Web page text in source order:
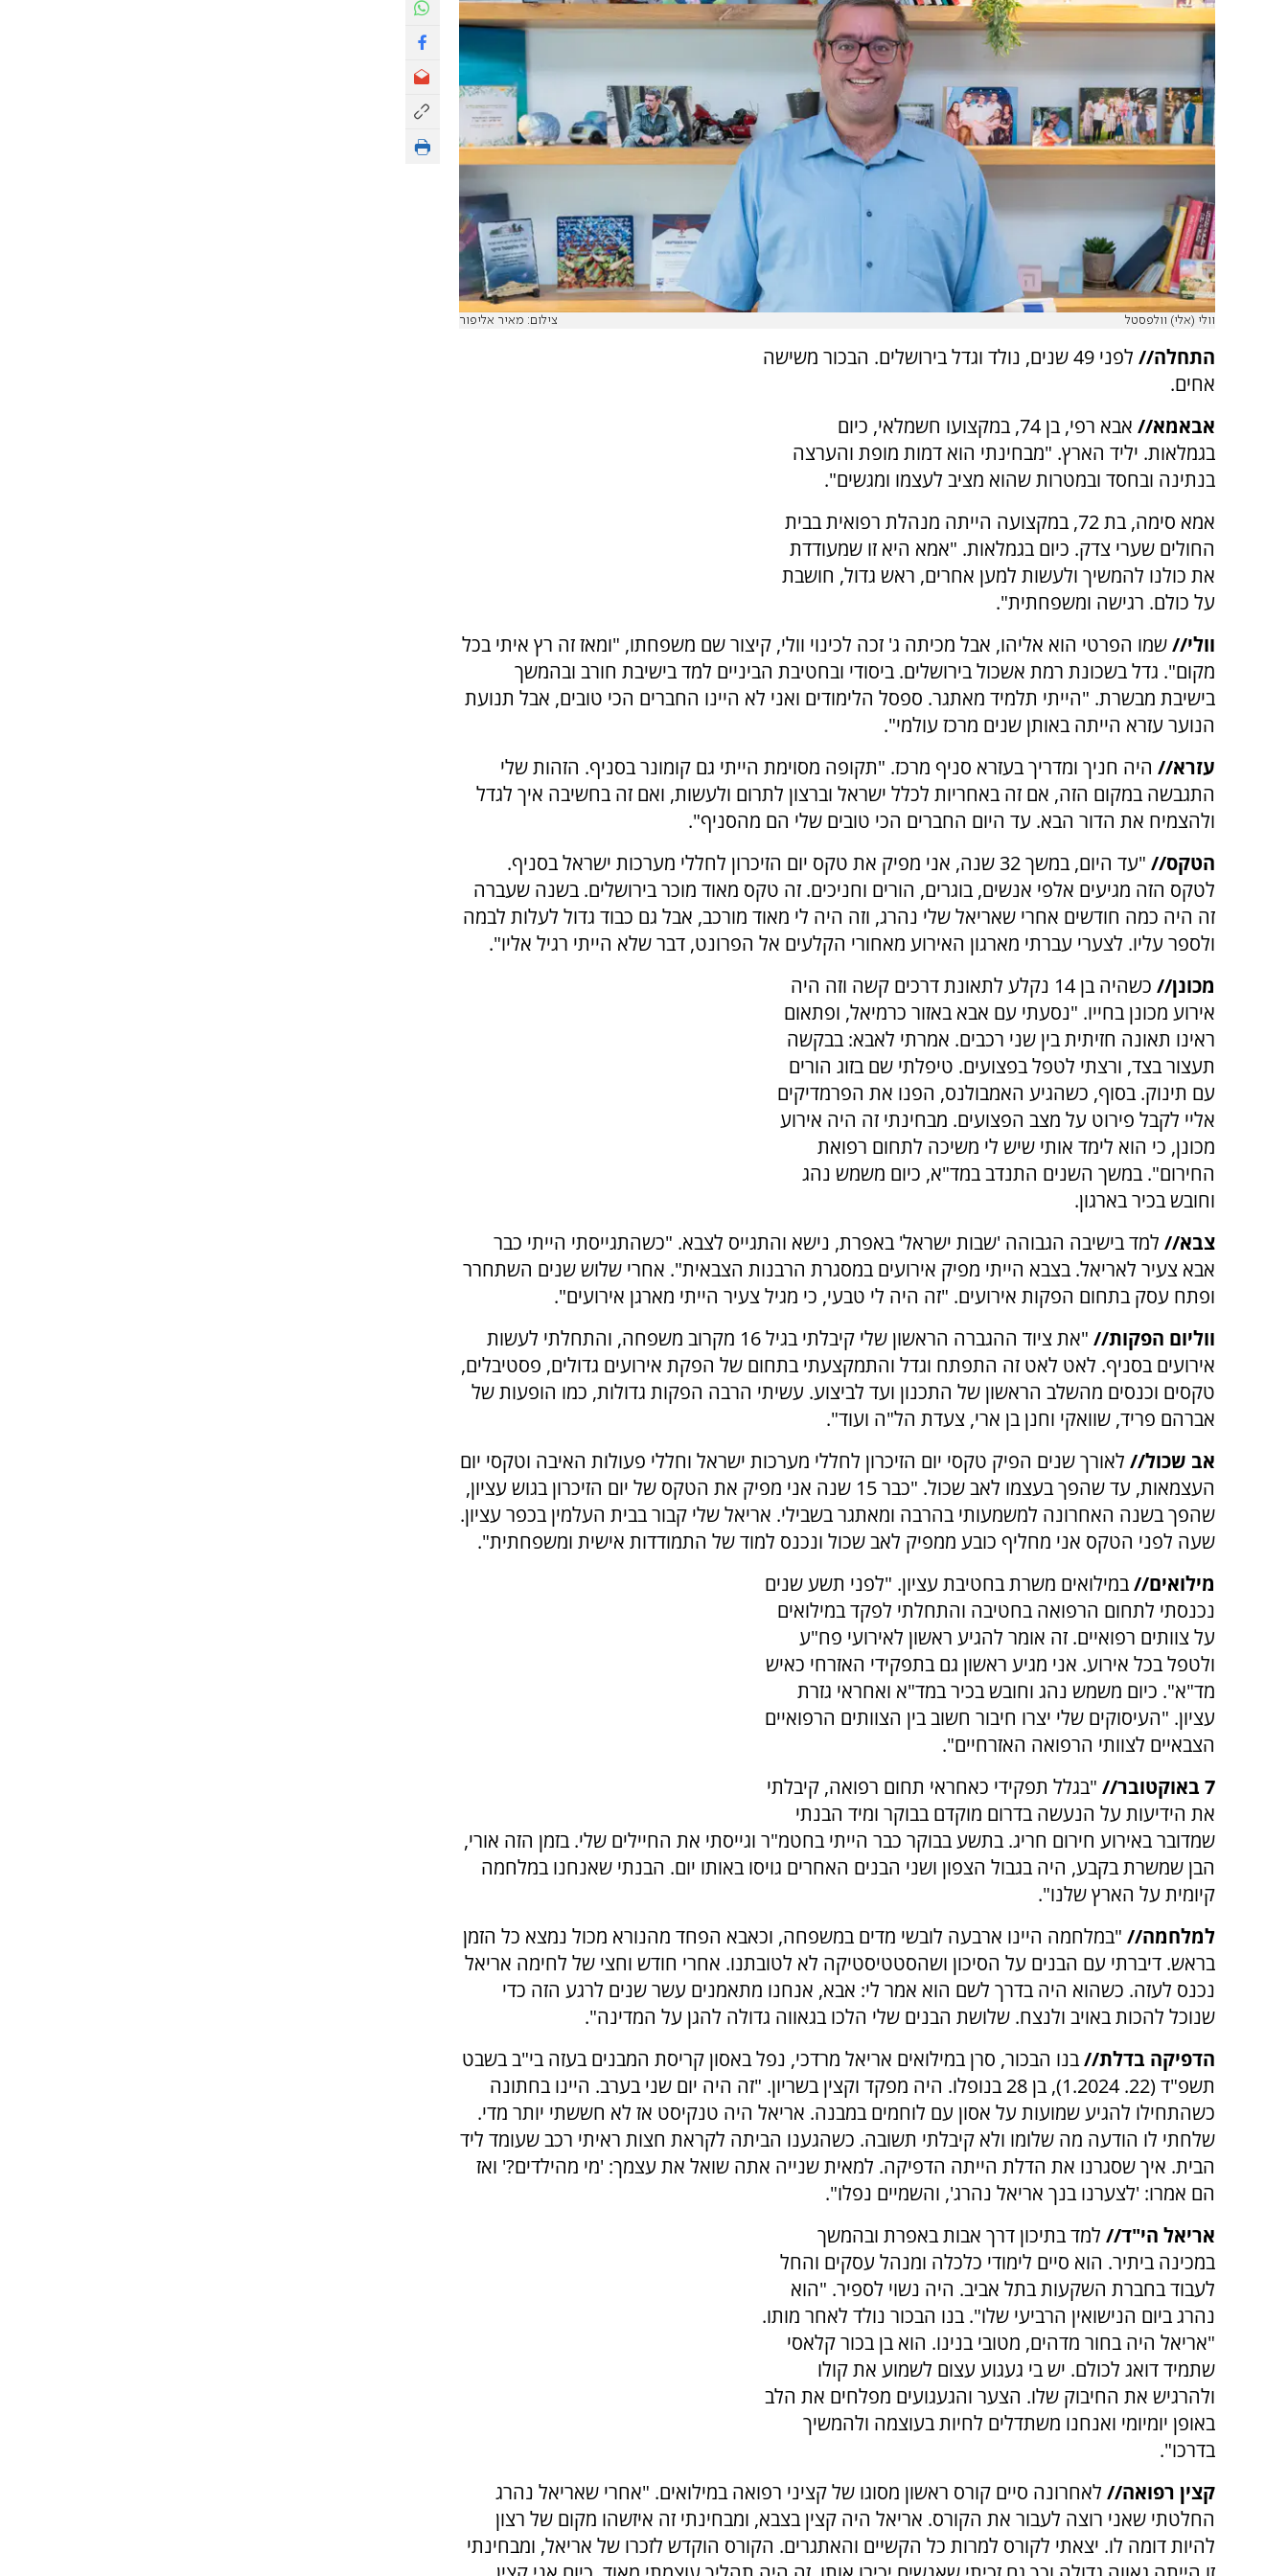
וולי (אלי) וולפסטל צילום: מאיר אליפור
התחלה//
לפני 49 שנים, נולד וגדל בירושלים. הבכור משישה
אחים.
אבאמא//
אבא רפי, בן 74, במקצועו חשמלאי, כיום
בגמלאות. יליד הארץ. "מבחינתי הוא דמות מופת והערצה
בנתינה ובחסד ובמטרות שהוא מציב לעצמו ומגשים".
אמא סימה, בת 72, במקצועה הייתה מנהלת רפואית בבית
החולים שערי צדק. כיום בגמלאות. "אמא היא זו שמעודדת
את כולנו להמשיך ולעשות למען אחרים, ראש גדול, חושבת
על כולם. רגישה ומשפחתית".
וולי//שמו הפרטי הוא אליהו, אבל מכיתה ג' זכה לכינוי וולי, קיצור שם משפחתו, "ומאז זה רץ איתי בכל
מקום". גדל בשכונת רמת אשכול בירושלים. ביסודי ובחטיבת הביניים למד בישיבת חורב ובהמשך
בישיבת מבשרת. "הייתי תלמיד מאתגר. ספסל הלימודים ואני לא היינו החברים הכי טובים, אבל תנועת
הנוער עזרא הייתה באותן שנים מרכז עולמי".
עזרא// היה חניך ומדריך בעזרא סניף מרכז. "תקופה מסוימת הייתי גם קומונר בסניף. הזהות שלי
התגבשה במקום הזה, אם זה באחריות לכלל ישראל וברצון לתרום ולעשות, ואם זה בחשיבה איך לגדל
ולהצמיח את הדור הבא. עד היום החברים הכי טובים שלי הם מהסניף".
הטקס//
"עד היום, במשך 32 שנה, אני מפיק את טקס יום הזיכרון לחללי מערכות ישראל בסניף.
לטקס הזה מגיעים אלפי אנשים, בוגרים, הורים וחניכים. זה טקס מאוד מוכר בירושלים. בשנה שעברה
זה היה כמה חודשים אחרי שאריאל שלי נהרג, וזה היה לי מאוד מורכב, אבל גם כבוד גדול לעלות לבמה
ולספר עליו. לצערי עברתי מארגון האירוע מאחורי הקלעים אל הפרונט, דבר שלא הייתי רגיל אליו".
מכונן//
כשהיה בן 14 נקלע לתאונת דרכים קשה וזה היה
אירוע מכונן בחייו. "נסעתי עם אבא באזור כרמיאל, ופתאום
ראינו תאונה חזיתית בין שני רכבים. אמרתי לאבא: בבקשה
תעצור בצד, ורצתי לטפל בפצועים. טיפלתי שם בזוג הורים
עם תינוק. בסוף, כשהגיע האמבולנס, הפנו את הפרמדיקים
אליי לקבל פירוט על מצב הפצועים. מבחינתי זה היה אירוע
מכונן, כי הוא לימד אותי שיש לי משיכה לתחום רפואת
החירום". במשך השנים התנדב במד"א, כיום משמש נהג
וחובש בכיר בארגון.
צבא// למד בישיבה הגבוהה 'שבות ישראל' באפרת, נישא והתגייס לצבא. "כשהתגייסתי הייתי כבר
אבא צעיר לאריאל. בצבא הייתי מפיק אירועים במסגרת הרבנות הצבאית". אחרי שלוש שנים השתחרר
ופתח עסק בתחום הפקות אירועים. "זה היה לי טבעי, כי מגיל צעיר הייתי מארגן אירועים".
ווליום הפקות//
"את ציוד ההגברה הראשון שלי קיבלתי בגיל 16 מקרוב משפחה, והתחלתי לעשות
אירועים בסניף. לאט לאט זה התפתח וגדל והתמקצעתי בתחום של הפקת אירועים גדולים, פסטיבלים,
טקסים וכנסים מהשלב הראשון של התכנון ועד לביצוע. עשיתי הרבה הפקות גדולות, כמו הופעות של
אברהם פריד, שוואקי וחנן בן ארי, צעדת הל"ה ועוד".
אב שכול// לאורך שנים הפיק טקסי יום הזיכרון לחללי מערכות ישראל וחללי פעולות האיבה וטקסי יום
העצמאות, עד שהפך בעצמו לאב שכול. "כבר 15 שנה אני מפיק את הטקס של יום הזיכרון בגוש עציון,
שהפך בשנה האחרונה למשמעותי בהרבה ומאתגר בשבילי. אריאל שלי קבור בבית העלמין בכפר עציון.
שעה לפני הטקס אני מחליף כובע ממפיק לאב שכול ונכנס למוד של התמודדות אישית ומשפחתית".
מילואים//במילואים משרת בחטיבת עציון. "לפני תשע שנים
נכנסתי לתחום הרפואה בחטיבה והתחלתי לפקד במילואים
על צוותים רפואיים. זה אומר להגיע ראשון לאירועי פח"ע
ולטפל בכל אירוע. אני מגיע ראשון גם בתפקידי האזרחי כאיש
מד"א". כיום משמש נהג וחובש בכיר במד"א ואחראי גזרת
עציון. "העיסוקים שלי יצרו חיבור חשוב בין הצוותים הרפואיים
הצבאיים לצוותי הרפואה האזרחיים".
7 באוקטובר//
"בגלל תפקידי כאחראי תחום רפואה, קיבלתי
את הידיעות על הנעשה בדרום מוקדם בבוקר ומיד הבנתי
שמדובר באירוע חירום חריג. בתשע בבוקר כבר הייתי בחטמ"ר וגייסתי את החיילים שלי. בזמן הזה אורי,
הבן שמשרת בקבע, היה בגבול הצפון ושני הבנים האחרים גויסו באותו יום. הבנתי שאנחנו במלחמה
קיומית על הארץ שלנו".
למלחמה// "במלחמה היינו ארבעה לובשי מדים במשפחה, וכאבא הפחד מהנורא מכול נמצא כל הזמן
בראש. דיברתי עם הבנים על הסיכון ושהסטטיסטיקה לא לטובתנו. אחרי חודש וחצי של לחימה אריאל
נכנס לעזה. כשהוא היה בדרך לשם הוא אמר לי: אבא, אנחנו מתאמנים עשר שנים לרגע הזה כדי
שנוכל להכות באויב ולנצח. שלושת הבנים שלי הלכו בגאווה גדולה להגן על המדינה".
הדפיקה בדלת//בנו הבכור, סרן במילואים אריאל מרדכי, נפל באסון קריסת המבנים בעזה בי"ב בשבט
תשפ"ד (22. 1.2024), בן 28 בנופלו. היה מפקד וקצין בשריון. "זה היה יום שני בערב. היינו בחתונה
כשהתחילו להגיע שמועות על אסון עם לוחמים במבנה. אריאל היה טנקיסט אז לא חששתי יותר מדי.
שלחתי לו הודעה מה שלומו ולא קיבלתי תשובה. כשהגענו הביתה לקראת חצות ראיתי רכב שעומד ליד
הבית. איך שסגרנו את הדלת הייתה הדפיקה. למאית שנייה אתה שואל את עצמך: 'מי מהילדים?' ואז
הם אמרו: 'לצערנו בנך אריאל נהרג', והשמיים נפלו".
אריאל הי"ד// למד בתיכון דרך אבות באפרת ובהמשך
במכינה ביתיר. הוא סיים לימודי כלכלה ומנהל עסקים והחל
לעבוד בחברת השקעות בתל אביב. היה נשוי לספיר. "הוא
נהרג ביום הנישואין הרביעי שלו". בנו הבכור נולד לאחר מותו.
"אריאל היה בחור מדהים, מטובי בנינו. הוא בן בכור קלאסי
שתמיד דואג לכולם. יש בי געגוע עצום לשמוע את קולו
ולהרגיש את החיבוק שלו. הצער והגעגועים מפלחים את הלב
באופן יומיומי ואנחנו משתדלים לחיות בעוצמה ולהמשיך
בדרכו".
קצין רפואה// לאחרונה סיים קורס ראשון מסוגו של קציני רפואה במילואים. "אחרי שאריאל נהרג
החלטתי שאני רוצה לעבור את הקורס. אריאל היה קצין בצבא, ומבחינתי זה איזשהו מקום של רצון
להיות דומה לו. יצאתי לקורס למרות כל הקשיים והאתגרים. הקורס הוקדש לזכרו של אריאל, ומבחינתי